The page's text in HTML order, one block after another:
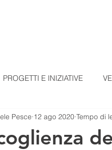
PROGETTI E INIZIATIVE
VIDEOLEZIONI
Pesce 12 ago 2020 Tempo di